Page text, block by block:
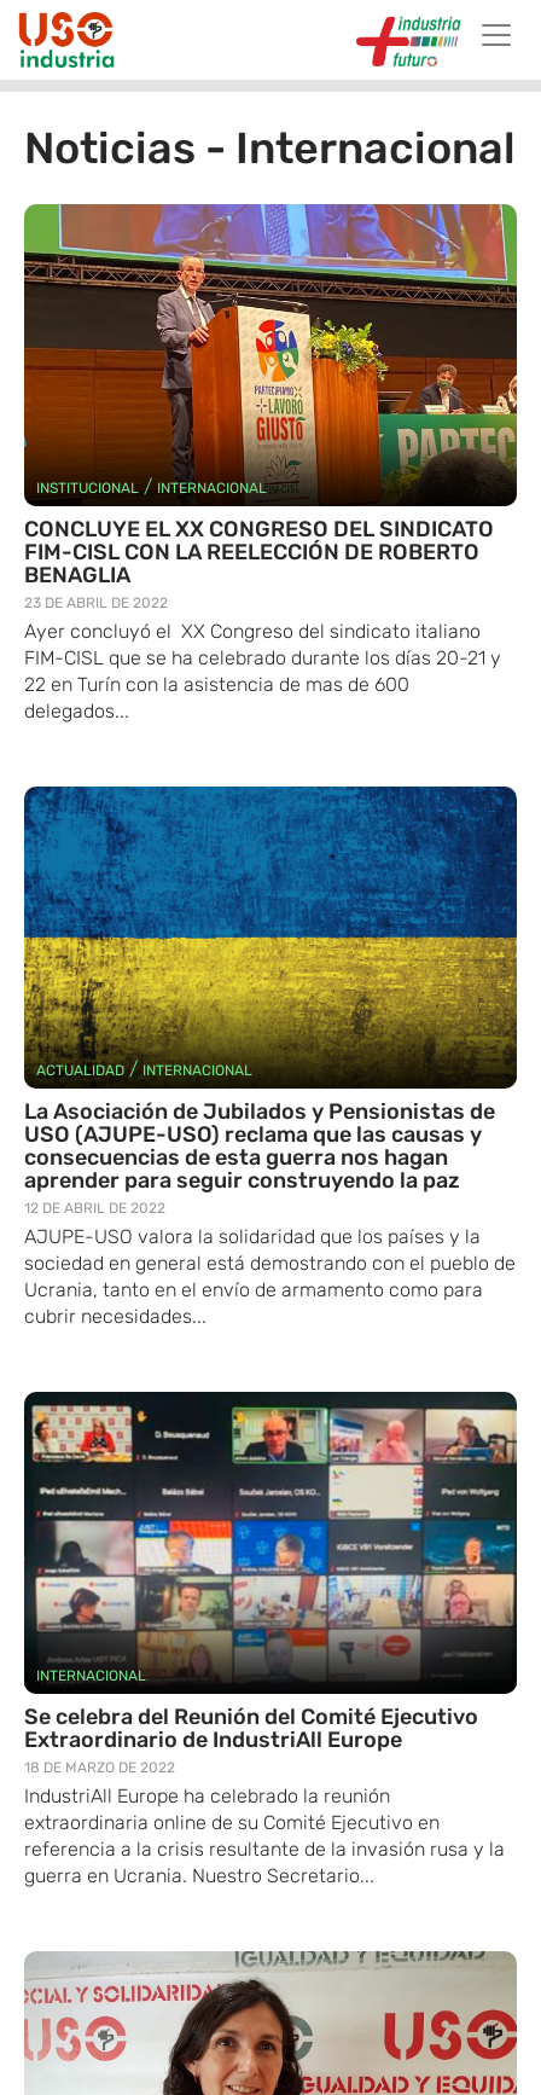
Skip to main content
Noticias - Internacional
INSTITUCIONAL/INTERNACIONAL
CONCLUYE EL XX CONGRESO DEL SINDICATO
FIM-CISL CON LA REELECCIÓN DE ROBERTO
BENAGLIA
23 DE ABRIL DE 2022
Ayer concluyó el XX Congreso del sindicato italiano
FIM-CISL que se ha celebrado durante los días 20-21 y
22 en Turín con la asistencia de mas de 600
delegados...
ACTUALIDAD/ INTERNACIONAL
La Asociación de Jubilados y Pensionistas de
USO (AJUPE-USO) reclama que las causas y
consecuencias de esta guerra nos hagan
aprender para seguir construyendo la paz
12 DE ABRIL DE 2022
AJUPE-USO valora la solidaridad que los países y la
sociedad en general está demostrando con el pueblo de
Ucrania, tanto en el envío de armamento como para
cubrir necesidades...
INTERNACIONAL
Se celebra del Reunión del Comité Ejecutivo
Extraordinario de IndustriAll Europe
18 DE MARZO DE 2022
IndustriAll Europe ha celebrado la reunión
extraordinaria online de su Comité Ejecutivo en
referencia a la crisis resultante de la invasión rusa y la
guerra en Ucrania. Nuestro Secretario...